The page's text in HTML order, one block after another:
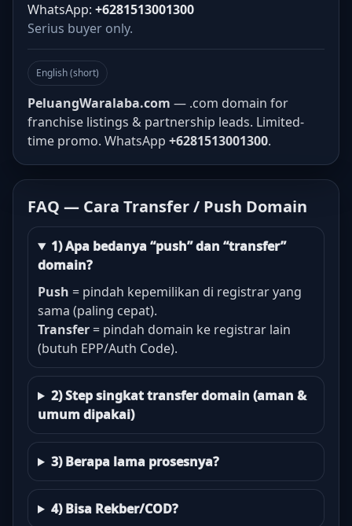
WhatsApp: +6281513001300
Serius buyer only.
English (short)
PeluangWaralaba.com — .com domain for
franchise listings & partnership leads. Limited-
time promo. WhatsApp +6281513001300.
FAQ — Cara Transfer / Push Domain
1) Apa bedanya “push” dan “transfer”
domain?
Push = pindah kepemilikan di registrar yang
sama (paling cepat).
Transfer = pindah domain ke registrar lain
(butuh EPP/Auth Code).
2) Step singkat transfer domain (aman &
umum dipakai)
3) Berapa lama prosesnya?
4) Bisa Rekber/COD?